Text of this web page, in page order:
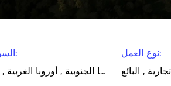
السوق الرئيسية:
امريكا الشمالية , أمريكا الجنوبية , أوروبا الغربية , شرق أوروبا
نوع العمل: